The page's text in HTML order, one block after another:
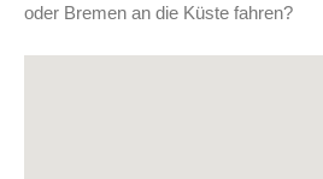
oder Bremen an die Küste fahren?